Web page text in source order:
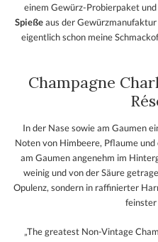
einem Gewürz-Probierpaket
Spießeaus der Gewürzmanufaktur
eigentlich schon meine
Champagne
In der Nase sowie am Gaumen
Noten von Himbeere, Pflaume
am Gaumen angenehm im
weinig und von der Säure
Opulenz, sondern in raffinierter
feinster
„The greatest Non-Vintage